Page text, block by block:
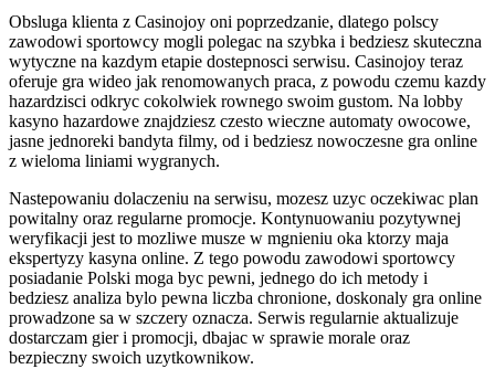
Obsluga klienta z Casinojoy oni poprzedzanie, dlatego polscy
zawodowi sportowcy mogli polegac na szybka i bedziesz skuteczna
wytyczne na kazdym etapie dostepnosci serwisu. Casinojoy teraz
oferuje gra wideo jak renomowanych praca, z powodu czemu kazdy
hazardzisci odkryc cokolwiek rownego swoim gustom. Na lobby
kasyno hazardowe znajdziesz czesto wieczne automaty owocowe,
jasne jednoreki bandyta filmy, od i bedziesz nowoczesne gra online
z wieloma liniami wygranych.
Nastepowaniu dolaczeniu na serwisu, mozesz uzyc oczekiwac plan
powitalny oraz regularne promocje. Kontynuowaniu pozytywnej
weryfikacji jest to mozliwe musze w mgnieniu oka ktorzy maja
ekspertyzy kasyna online. Z tego powodu zawodowi sportowcy
posiadanie Polski moga byc pewni, jednego do ich metody i
bedziesz analiza bylo pewna liczba chronione, doskonaly gra online
prowadzone sa w szczery oznacza. Serwis regularnie aktualizuje
dostarczam gier i promocji, dbajac w sprawie morale oraz
bezpieczny swoich uzytkownikow.